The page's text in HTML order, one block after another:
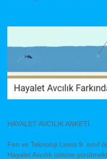
HAYALET AVCILIK ANKETİ.
Fen ve Teknoloji Lisesi 9. sınıf
Hayalet Avcılık üstüne